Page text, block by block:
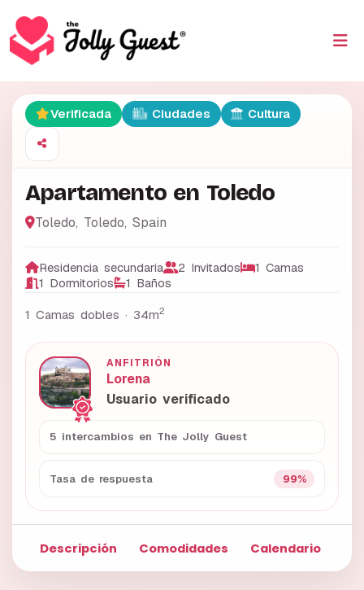
Verificada Ciudades Cultura
Apartamento en Toledo
Toledo, Toledo, Spain
Residencia secundaria 2 Invitados
1 Camas
1 Dormitorios
1 Baños
1 Camas dobles · 34m2
ANFITRIÓN
Lorena
Usuario verificado
5 intercambios en The Jolly Guest
Tasa de respuesta 99%
Descripción Comodidades Calendario